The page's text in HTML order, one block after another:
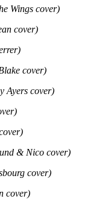
Wings cover)
cover)
cover)
Ayers cover)
& Nico cover)
cover)
cover)